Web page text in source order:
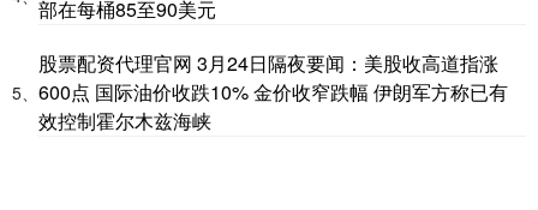
部在每桶85至90美元
5、
股票配资代理官网 3月24日隔夜要闻：美股收高道指涨
600点 国际油价收跌10% 金价收窄跌幅 伊朗军方称已有
效控制霍尔木兹海峡